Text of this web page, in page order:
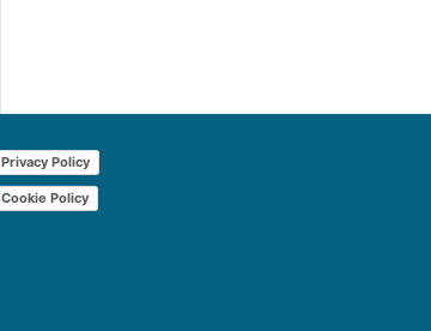
Privacy Policy
Cookie Policy